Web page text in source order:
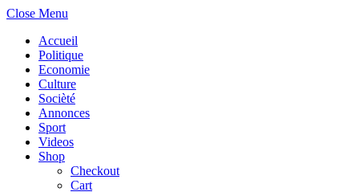
Close Menu
Accueil
Politique
Economie
Culture
Socièté
Annonces
Sport
Videos
Shop
Checkout
Cart